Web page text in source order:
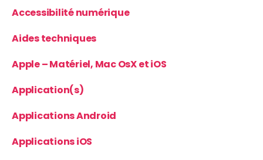
Accessibilité numérique
Aides techniques
Apple – Matériel, Mac OsX et iOS
Application(s)
Applications Android
Applications iOS